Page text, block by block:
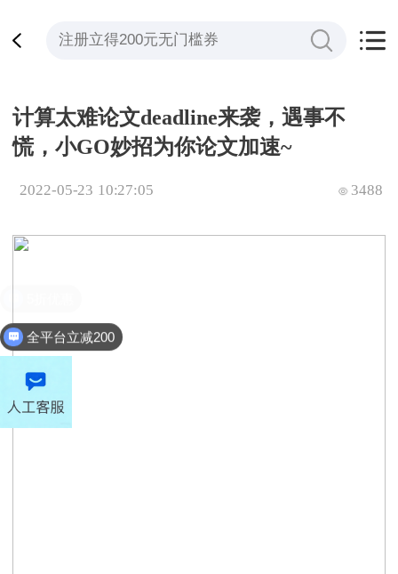
计算太难论文deadline来袭，遇事不
慌，小GO妙招为你论文加速~
2022-05-23 10:27:05 3488
全平台立减200